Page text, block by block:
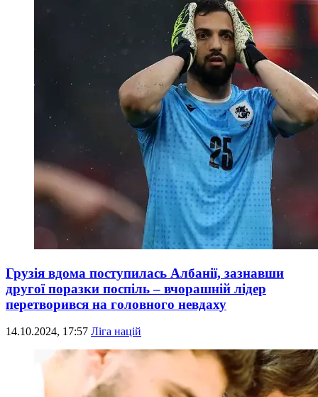
Грузія вдома поступилась Албанії, зазнавши
другої поразки поспіль – вчорашній лідер
перетворився на головного невдаху
14.10.2024, 17:57 Ліга націй